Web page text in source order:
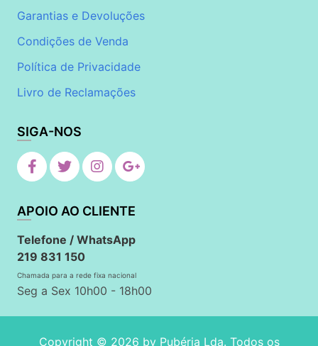
Garantias e Devoluções
Condições de Venda
Política de Privacidade
Livro de Reclamações
SIGA-NOS
APOIO AO CLIENTE
Telefone / WhatsApp
219 831 150
Chamada para a rede fixa nacional
Seg a Sex 10h00 - 18h00
Copyright © 2026 by Pubéria Lda. Todos os